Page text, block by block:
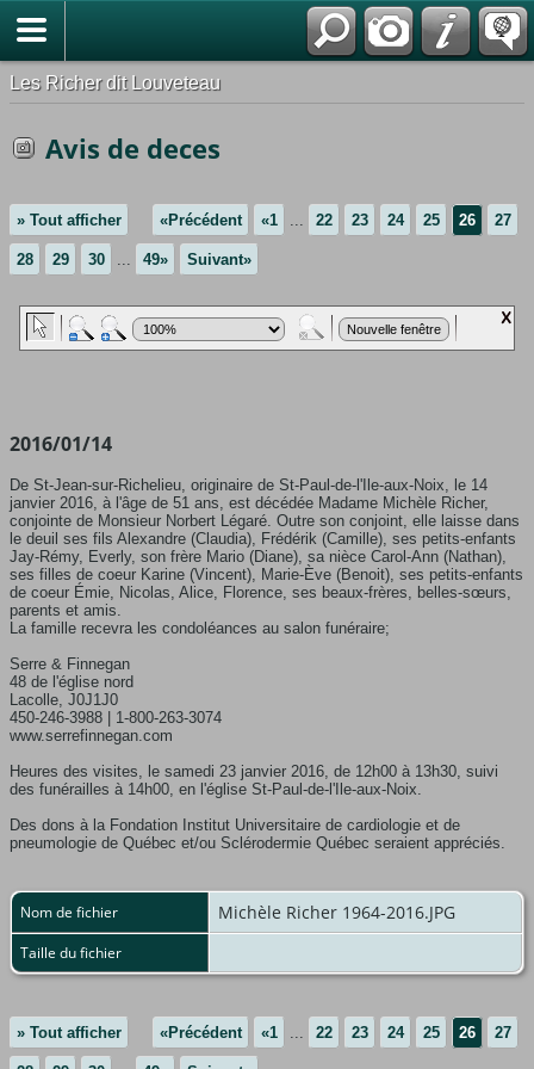
Les Richer dit Louveteau
Avis de deces
» Tout afficher «Précédent «1 ... 22 23 24 25 26 27
28 29 30 ... 49» Suivant»
2016/01/14
De St-Jean-sur-Richelieu, originaire de St-Paul-de-l'Ile-aux-Noix, le 14
janvier 2016, à l'âge de 51 ans, est décédée Madame Michèle Richer,
conjointe de Monsieur Norbert Légaré. Outre son conjoint, elle laisse dans
le deuil ses fils Alexandre (Claudia), Frédérik (Camille), ses petits-enfants
Jay-Rémy, Everly, son frère Mario (Diane), sa nièce Carol-Ann (Nathan),
ses filles de coeur Karine (Vincent), Marie-Ève (Benoit), ses petits-enfants
de coeur Émie, Nicolas, Alice, Florence, ses beaux-frères, belles-sœurs,
parents et amis.
La famille recevra les condoléances au salon funéraire;
Serre & Finnegan
48 de l'église nord
Lacolle, J0J1J0
450-246-3988 | 1-800-263-3074
www.serrefinnegan.com
Heures des visites, le samedi 23 janvier 2016, de 12h00 à 13h30, suivi
des funérailles à 14h00, en l'église St-Paul-de-l'Ile-aux-Noix.
Des dons à la Fondation Institut Universitaire de cardiologie et de
pneumologie de Québec et/ou Sclérodermie Québec seraient appréciés.
Nom de fichier Michèle Richer 1964-2016.JPG
Taille du fichier
» Tout afficher «Précédent «1 ... 22 23 24 25 26 27